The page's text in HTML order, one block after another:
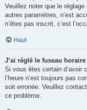
Veuillez noter que le
autres paramètres, n’est
n’êtes pas inscrit, c’est
Haut
J’ai réglé le fuseau
Si vous êtes certain d’avoir
l’heure n’est toujours pas
soit erronée. Veuillez
ce problème.